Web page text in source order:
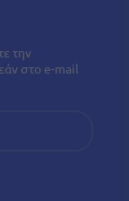
την
στο e-mail